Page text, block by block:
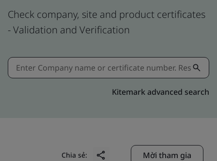
Check company, site and product certificates
- Validation and Verification
Kitemark advanced search
Chia sẻ: Mời tham gia